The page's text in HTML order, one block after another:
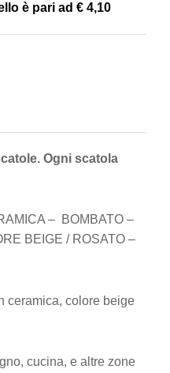
è pari ad € 4,10
Ogni scatola
– BOMBATO –
BEIGE / ROSATO –
ceramica, colore beige
cucina, e altre zone